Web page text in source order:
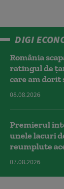
DIGI
România
ratingul de
care am
08.08.2026
Premierul
unele lacuri
reumplute
07.08.2026